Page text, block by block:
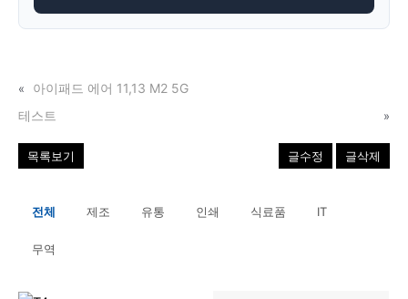
«
아이패드 에어 11,13 M2 5G
테스트
»
목록보기 글수정 글삭제
전체 제조 유통 인쇄 식료품 IT
무역